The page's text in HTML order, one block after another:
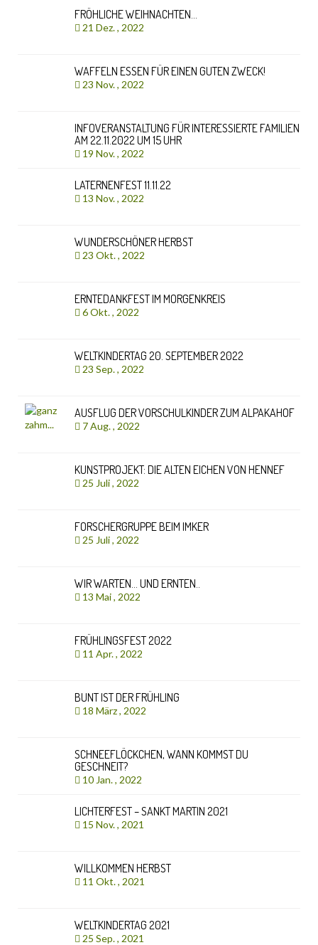
FRÖHLICHE WEIHNACHTEN…
21 Dez. , 2022
WAFFELN ESSEN FÜR EINEN GUTEN ZWECK!
23 Nov. , 2022
INFOVERANSTALTUNG FÜR INTERESSIERTE FAMILIEN
AM 22.11.2022 UM 15 UHR
19 Nov. , 2022
LATERNENFEST 11.11.22
13 Nov. , 2022
WUNDERSCHÖNER HERBST
23 Okt. , 2022
ERNTEDANKFEST IM MORGENKREIS
6 Okt. , 2022
WELTKINDERTAG 20. SEPTEMBER 2022
23 Sep. , 2022
AUSFLUG DER VORSCHULKINDER ZUM ALPAKAHOF
7 Aug. , 2022
KUNSTPROJEKT: DIE ALTEN EICHEN VON HENNEF
25 Juli , 2022
FORSCHERGRUPPE BEIM IMKER
25 Juli , 2022
WIR WARTEN… UND ERNTEN..
13 Mai , 2022
FRÜHLINGSFEST 2022
11 Apr. , 2022
BUNT IST DER FRÜHLING
18 März , 2022
SCHNEEFLÖCKCHEN, WANN KOMMST DU
GESCHNEIT?
10 Jan. , 2022
LICHTERFEST – SANKT MARTIN 2021
15 Nov. , 2021
WILLKOMMEN HERBST
11 Okt. , 2021
WELTKINDERTAG 2021
25 Sep. , 2021